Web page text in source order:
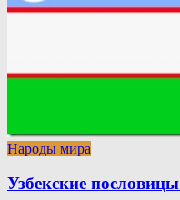
Народы мира
Узбекские